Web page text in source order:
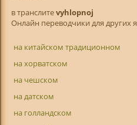
в транслитevyhlopnoj
Онлайн переводчики для других
на китайском традиционном
на хорватском
на чешском
на датском
на голландском